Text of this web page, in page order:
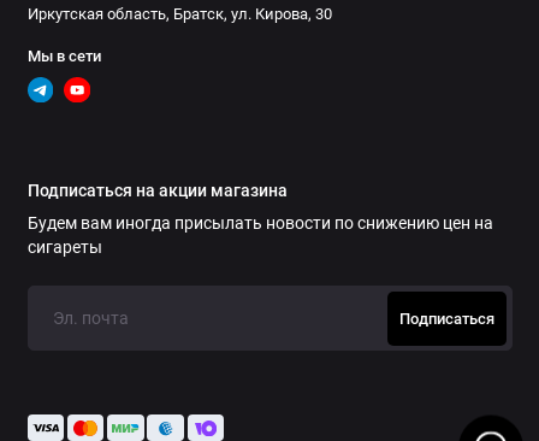
Иркутская область, Братск, ул. Кирова, 30
Мы в сети
Подписаться на акции магазина
Будем вам иногда присылать новости по снижению цен на
сигареты
Подписаться